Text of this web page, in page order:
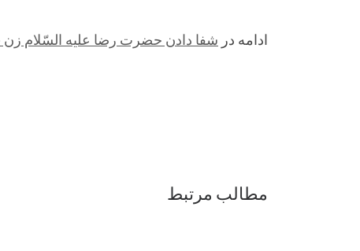
ادامه در شفا دادن حضرت رضا عليه السّلام زن
مطالب مرتبط